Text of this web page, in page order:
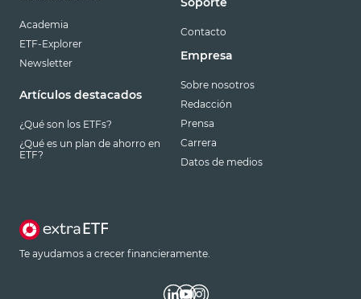
Academia
ETF-Explorer
Newsletter
Artículos destacados
¿Qué son los ETFs?
¿Qué es un plan de ahorro en
ETF?
Contacto
Empresa
Sobre nosotros
Redacción
Prensa
Carrera
Datos de medios
Te ayudamos a crecer financieramente.